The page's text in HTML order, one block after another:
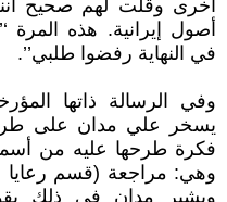
أخرى وقلت لهم صحيح
أصول إيرانية. هذه المرة
في النهاية رفضوا طلبي’’.
يسخر علي مدان على
فكرة طرحها عليه من
وهي: مراجعة (قسم رعايا
ويشير مدان في ذلك